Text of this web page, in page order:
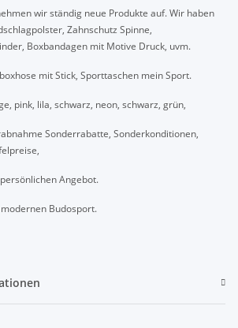
wir ständig neue Produkte auf. Wir haben
Zahnschutz Spinne,
Boxbandagen mit Motive Druck, uvm.
mit Stick, Sporttaschen mein Sport.
pink, lila, schwarz, neon, schwarz, grün,
Sonderrabatte, Sonderkonditionen,
Angebot.
Budosport.